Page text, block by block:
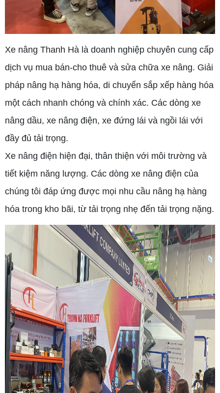
Xe nâng Thanh Hà là doanh nghiệp chuyên cung cấp
dịch vụ mua bán-cho thuê và sửa chữa xe nâng. Giải
pháp nâng hạ hàng hóa, di chuyển sắp xếp hàng hóa
một cách nhanh chóng và chính xác. Các dòng xe
nâng dầu, xe nâng điện, xe đứng lái và ngồi lái với
đầy đủ tải trọng.
Xe nâng điện hiện đại, thân thiện với môi trường và
tiết kiệm năng lượng. Các dòng xe nâng điện của
chúng tôi đáp ứng được mọi nhu cầu nâng hạ hàng
hóa trong kho bãi, từ tải trọng nhẹ đến tải trọng nặng.